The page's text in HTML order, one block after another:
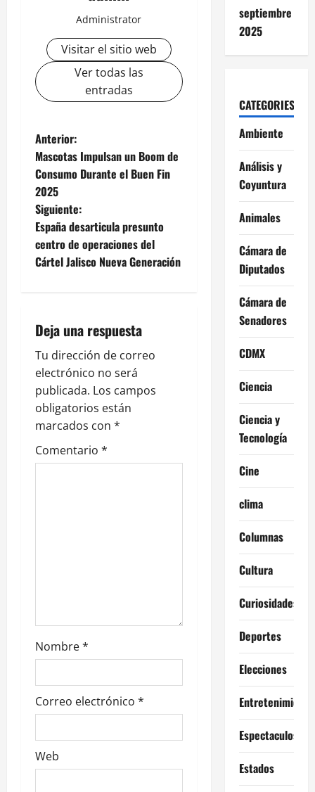
Administrator
Visitar el sitio web
Ver todas las
entradas
N
a
v
e
g
c
i
ó
n
d
e
a
d
s
Anterior:
Mascotas Impulsan un Boom de
Consumo Durante el Buen Fin
2025
Siguiente:
España desarticula presunto
centro de operaciones del
Cártel Jalisco Nueva Generación
Deja una respuesta
Tu dirección de correo
electrónico no será
publicada. Los campos
obligatorios están
marcados con *
Comentario *
Nombre*
Correo electrónico *
Web
septiembre
2025
CATEGORIES
Ambiente
Análisis y
Coyuntura
Animales
Cámara de
Diputados
Cámara de
Senadores
CDMX
Ciencia
Ciencia y
Tecnología
Cine
clima
Columnas
Cultura
Curiosidades
Deportes
Elecciones
Entretenimiento
Espectaculos
Estados